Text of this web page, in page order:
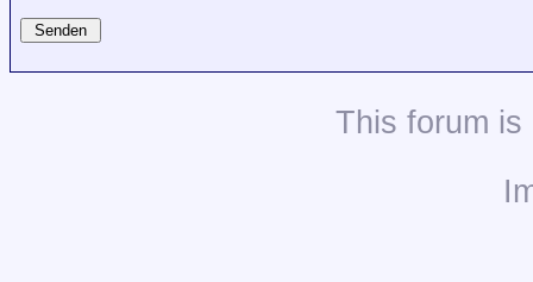
This forum is